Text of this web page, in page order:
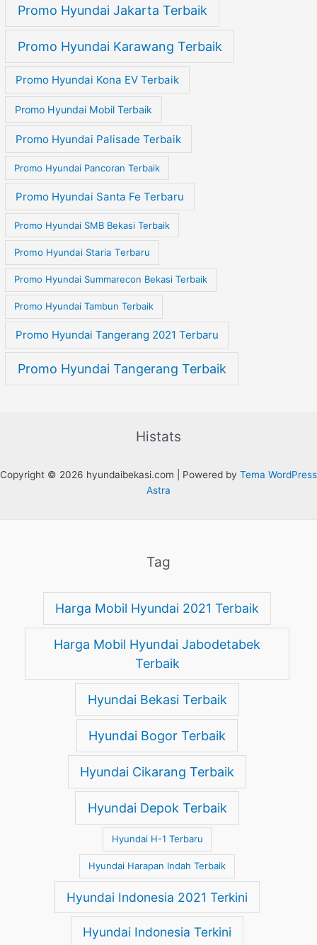
Promo Hyundai Jakarta Terbaik
Promo Hyundai Karawang Terbaik
Promo Hyundai Kona EV Terbaik
Promo Hyundai Mobil Terbaik
Promo Hyundai Palisade Terbaik
Promo Hyundai Pancoran Terbaik
Promo Hyundai Santa Fe Terbaru
Promo Hyundai SMB Bekasi Terbaik
Promo Hyundai Staria Terbaru
Promo Hyundai Summarecon Bekasi Terbaik
Promo Hyundai Tambun Terbaik
Promo Hyundai Tangerang 2021 Terbaru
Promo Hyundai Tangerang Terbaik
Histats
Copyright © 2026 hyundaibekasi.com | Powered by Tema WordPress
Astra
Tag
Harga Mobil Hyundai 2021 Terbaik
Harga Mobil Hyundai Jabodetabek
Terbaik
Hyundai Bekasi Terbaik
Hyundai Bogor Terbaik
Hyundai Cikarang Terbaik
Hyundai Depok Terbaik
Hyundai H-1 Terbaru
Hyundai Harapan Indah Terbaik
Hyundai Indonesia 2021 Terkini
Hyundai Indonesia Terkini